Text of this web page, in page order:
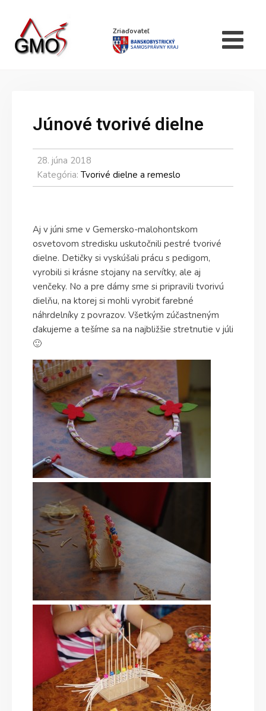
Zriaďovateľ
Júnové tvorivé dielne
28. júna 2018
Kategória: Tvorivé dielne a remeslo
Aj v júni sme v Gemersko-malohontskom
osvetovom stredisku uskutočnili pestré tvorivé
dielne. Detičky si vyskúšali prácu s pedigom,
vyrobili si krásne stojany na servítky, ale aj
venčeky. No a pre dámy sme si pripravili tvorivú
dielňu, na ktorej si mohli vyrobiť farebné
náhrdelníky z povrazov. Všetkým zúčastneným
ďakujeme a tešíme sa na najbližšie stretnutie v júli
🙂